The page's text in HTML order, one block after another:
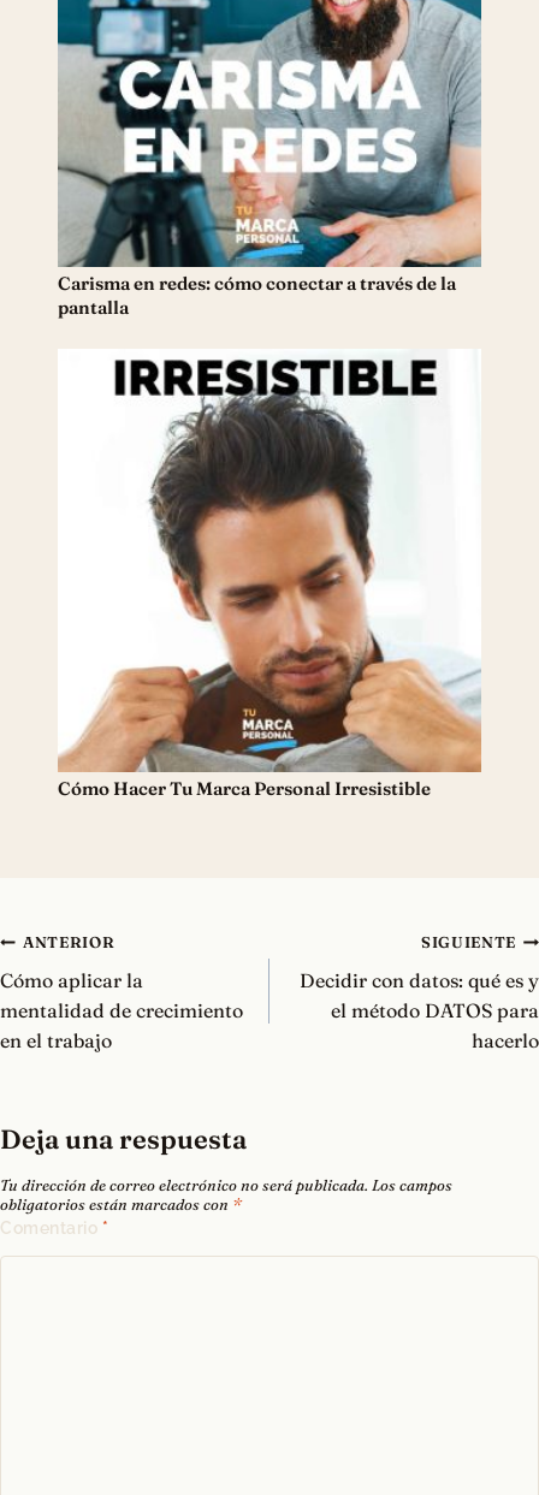
Carisma en redes: cómo conectar a través de la
pantalla
Cómo Hacer Tu Marca Personal Irresistible
Navegación
de
entradas
ANTERIOR
Cómo aplicar la
mentalidad de crecimiento
en el trabajo
SIGUIENTE
Decidir con datos: qué es y
el método DATOS para
hacerlo
Deja una respuesta
Tu dirección de correo electrónico no será publicada. Los campos
obligatorios están marcados con *
Comentario *